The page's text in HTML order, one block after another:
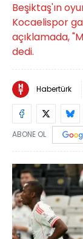
Beşiktaş'ın
Kocaelispor
açıklamada,
dedi.
Habertürk
ABONE OL